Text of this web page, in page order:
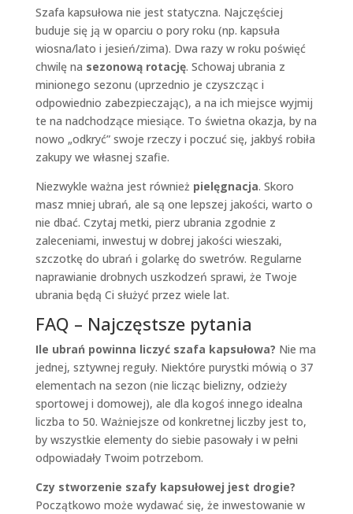
Szafa kapsułowa nie jest statyczna. Najczęściej
buduje się ją w oparciu o pory roku (np. kapsuła
wiosna/lato i jesień/zima). Dwa razy w roku poświęć
chwilę na sezonową rotację. Schowaj ubrania z
minionego sezonu (uprzednio je czyszcząc i
odpowiednio zabezpieczając), a na ich miejsce wyjmij
te na nadchodzące miesiące. To świetna okazja, by na
nowo „odkryć” swoje rzeczy i poczuć się, jakbyś robiła
zakupy we własnej szafie.
Niezwykle ważna jest również pielęgnacja. Skoro
masz mniej ubrań, ale są one lepszej jakości, warto o
nie dbać. Czytaj metki, pierz ubrania zgodnie z
zaleceniami, inwestuj w dobrej jakości wieszaki,
szczotkę do ubrań i golarkę do swetrów. Regularne
naprawianie drobnych uszkodzeń sprawi, że Twoje
ubrania będą Ci służyć przez wiele lat.
FAQ – Najczęstsze pytania
Ile ubrań powinna liczyć szafa kapsułowa? Nie ma
jednej, sztywnej reguły. Niektóre purystki mówią o 37
elementach na sezon (nie licząc bielizny, odzieży
sportowej i domowej), ale dla kogoś innego idealna
liczba to 50. Ważniejsze od konkretnej liczby jest to,
by wszystkie elementy do siebie pasowały i w pełni
odpowiadały Twoim potrzebom.
Czy stworzenie szafy kapsułowej jest drogie?
Początkowo może wydawać się, że inwestowanie w